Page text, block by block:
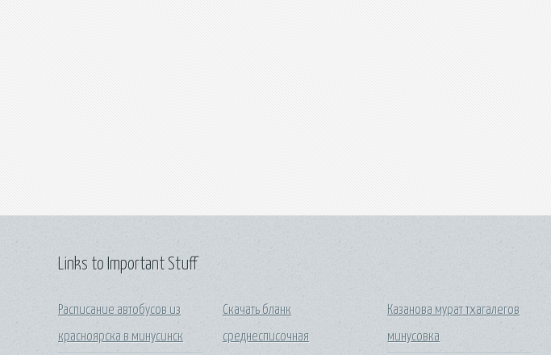
Links to Important Stuff
Расписание автобусов из
красноярска в минусинск
Скачать бланк
среднесписочная
Казанова мурат тхагалегов
минусовка